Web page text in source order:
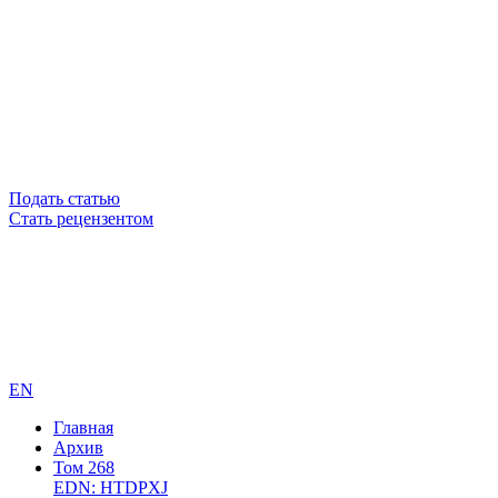
Подать статью
Стать рецензентом
EN
Главная
Архив
Том 268
EDN: HTDPXJ